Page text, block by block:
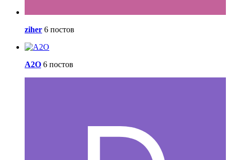
ziher 6 постов
A2O 6 постов